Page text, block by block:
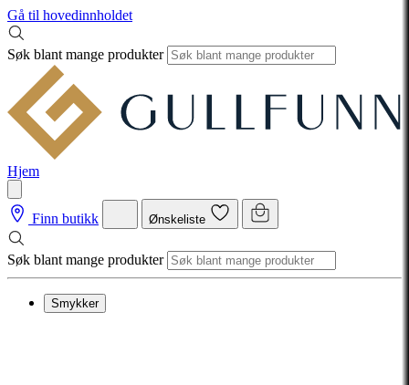
Gå til hovedinnholdet
Søk blant mange produkter
Hjem
Finn butikk Ønskeliste
Søk blant mange produkter
Smykker